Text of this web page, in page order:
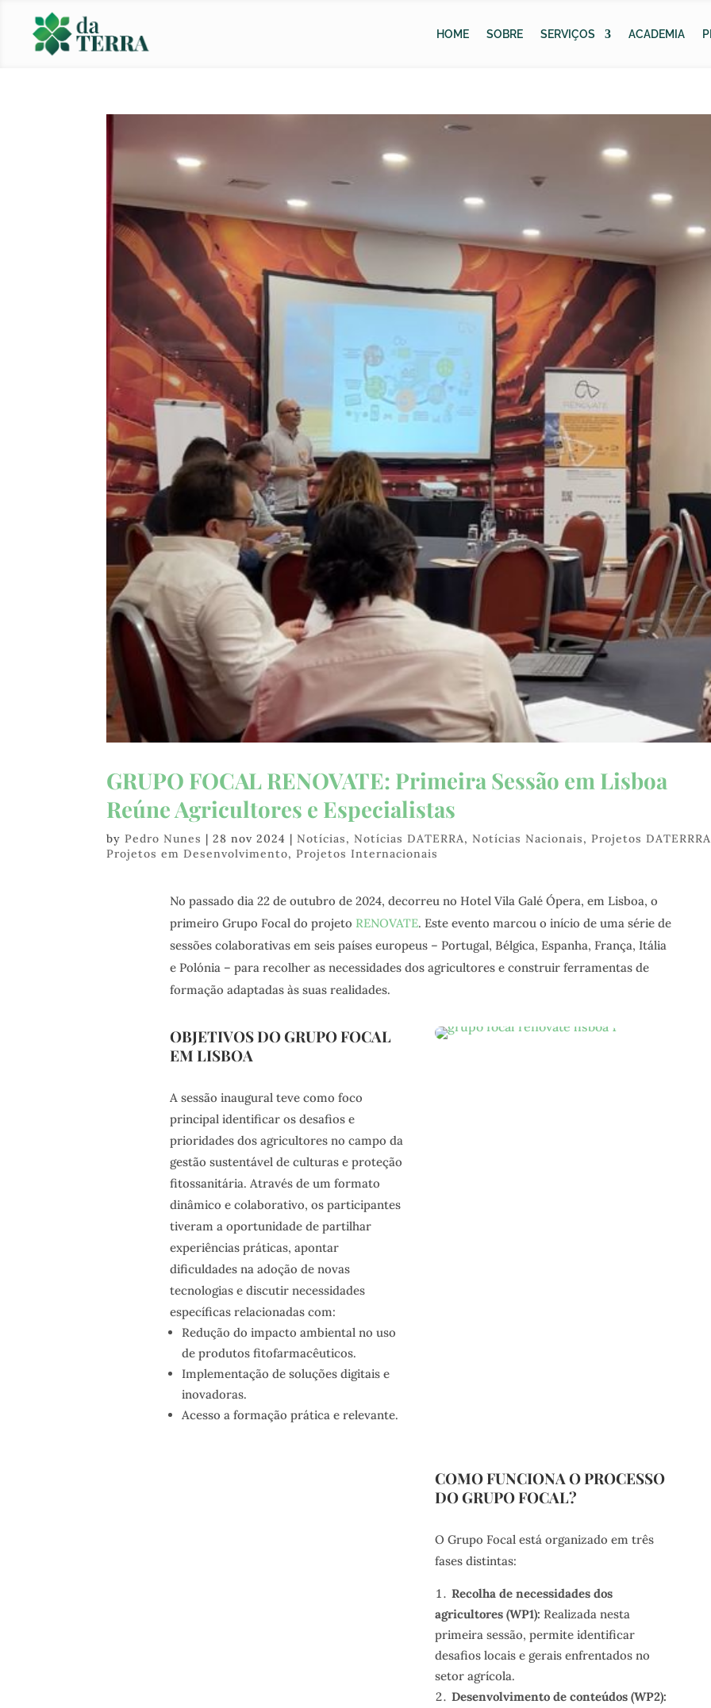
HOME SOBRE SERVIÇOS ACADEMIA
GRUPO FOCAL RENOVATE: Primeira Sessão em Lisboa
Reúne Agricultores e Especialistas
byPedro Nunes |28 nov 2024 |Notícias,Notícias DATERRA,Notícias Nacionais,Projetos DATERRRA
Projetos em Desenvolvimento,Projetos Internacionais
No passado dia 22 de outubro de 2024, decorreu no Hotel Vila Galé Ópera, em Lisboa, o
primeiro Grupo Focal do projeto RENOVATE. Este evento marcou o início de uma série de
sessões colaborativas em seis países europeus – Portugal, Bélgica, Espanha, França, Itália
e Polónia – para recolher as necessidades dos agricultores e construir ferramentas de
formação adaptadas às suas realidades.
OBJETIVOS DO GRUPO FOCAL
EM LISBOA
A sessão inaugural teve como foco
principal identificar os desafios e
prioridades dos agricultores no campo da
gestão sustentável de culturas e proteção
fitossanitária. Através de um formato
dinâmico e colaborativo, os participantes
tiveram a oportunidade de partilhar
experiências práticas, apontar
dificuldades na adoção de novas
tecnologias e discutir necessidades
específicas relacionadas com:
Redução do impacto ambiental no uso
de produtos fitofarmacêuticos.
Implementação de soluções digitais e
inovadoras.
Acesso a formação prática e relevante.
COMO FUNCIONA O PROCESSO
DO GRUPO FOCAL?
O Grupo Focal está organizado em três
fases distintas:
Recolha de necessidades dos
agricultores (WP1): Realizada nesta
primeira sessão, permite identificar
desafios locais e gerais enfrentados no
setor agrícola.
Desenvolvimento de conteúdos (WP2):